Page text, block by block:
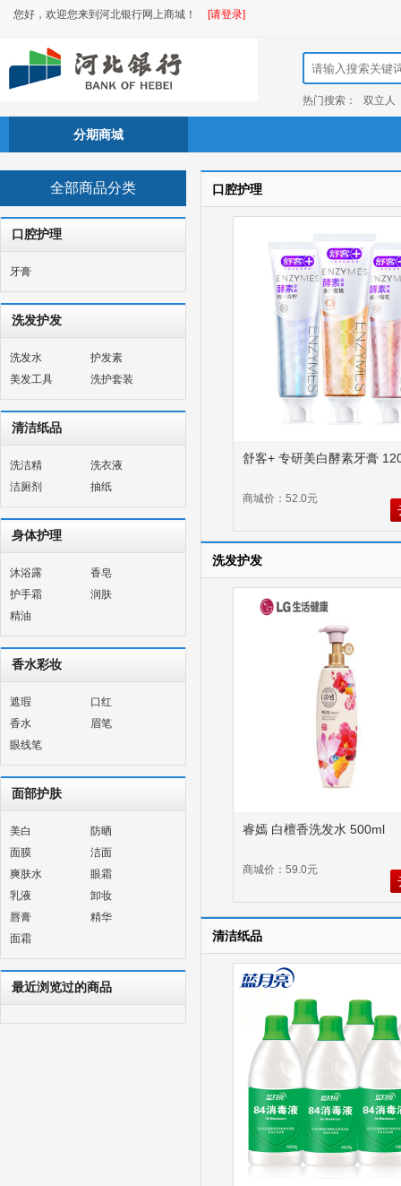
您好，欢迎您来到河北银行网上商城！ [请登录]
热门搜索： 双立人
分期商城
全部商品分类
口腔护理
牙膏
洗发护发
洗发水
护发素
美发工具
洗护套装
清洁纸品
洗洁精
洗衣液
洁厕剂
抽纸
身体护理
沐浴露
香皂
护手霜
润肤
精油
香水彩妆
遮瑕
口红
香水
眉笔
眼线笔
面部护肤
美白
防晒
面膜
洁面
爽肤水
眼霜
乳液
卸妆
唇膏
精华
面霜
最近浏览过的商品
口腔护理
舒客+ 专研美白酵素牙膏
商城价：52.0元
洗发护发
睿嫣 白檀香洗发水 500ml
商城价：59.0元
清洁纸品